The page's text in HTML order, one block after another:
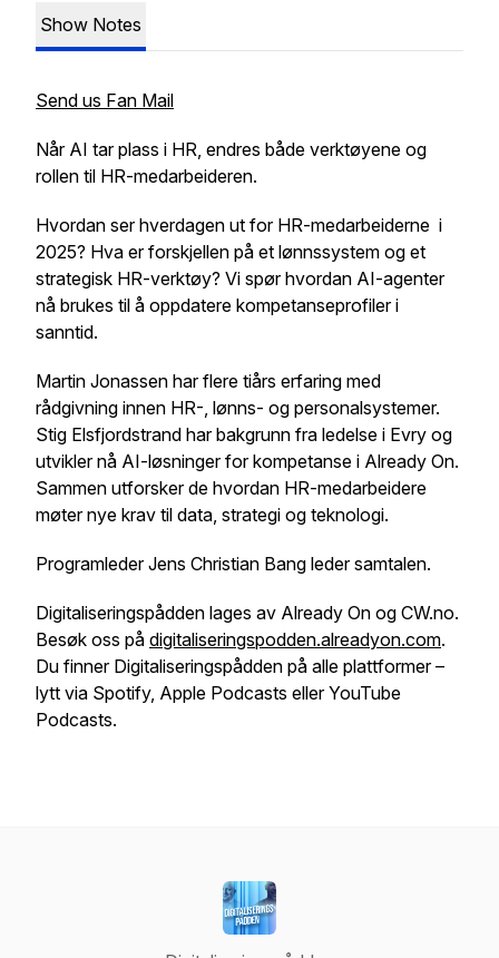
Show Notes
Send us Fan Mail
Når AI tar plass i HR, endres både verktøyene og
rollen til HR-medarbeideren.
Hvordan ser hverdagen ut for HR-medarbeiderne i
2025? Hva er forskjellen på et lønnssystem og et
strategisk HR-verktøy? Vi spør hvordan AI-agenter
nå brukes til å oppdatere kompetanseprofiler i
sanntid.
Martin Jonassen har flere tiårs erfaring med
rådgivning innen HR-, lønns- og personalsystemer.
Stig Elsfjordstrand har bakgrunn fra ledelse i Evry og
utvikler nå AI-løsninger for kompetanse i Already On.
Sammen utforsker de hvordan HR-medarbeidere
møter nye krav til data, strategi og teknologi.
Programleder Jens Christian Bang leder samtalen.
Digitaliseringspådden lages av Already On og CW.no.
Besøk oss på digitaliseringspodden.alreadyon.com.
Du finner Digitaliseringspådden på alle plattformer –
lytt via Spotify, Apple Podcasts eller YouTube
Podcasts.